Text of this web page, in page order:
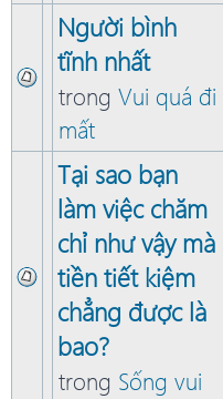
Người bình
tĩnh nhất
trong Vui quá đi
mất
Tại sao bạn
làm việc chăm
chỉ như vậy mà
tiền tiết kiệm
chẳng được là
bao?
trong Sống vui